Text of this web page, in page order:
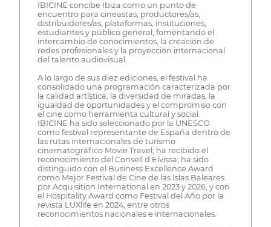
IBICINE concibe Ibiza como un punto de
encuentro para cineastas, productores/as,
distribuidores/as, plataformas, instituciones,
estudiantes y público general, fomentando el
intercambio de conocimientos, la creación de
redes profesionales y la proyección internacional
del talento audiovisual.
A lo largo de sus diez ediciones, el festival ha
consolidado una programación caracterizada por
la calidad artística, la diversidad de miradas, la
igualdad de oportunidades y el compromiso con
el cine como herramienta cultural y social.
IBICINE ha sido seleccionado por la UNESCO
como festival representante de España dentro de
las rutas internacionales de turismo
cinematográfico Movie Travel; ha recibido el
reconocimiento del Consell d'Eivissa; ha sido
distinguido con el Business Excellence Award
como Mejor Festival de Cine de las Islas Baleares
por Acquisition International en 2023 y 2026, y con
el Hospitality Award como Festival del Año por la
revista LUXlife en 2024, entre otros
reconocimientos nacionales e internacionales.